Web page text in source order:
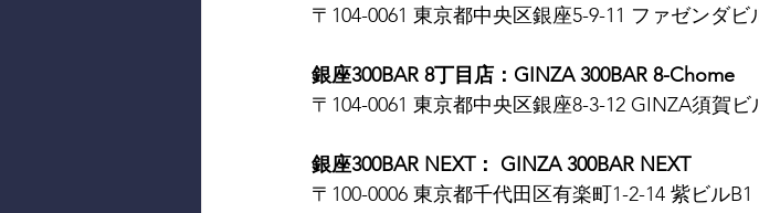
〒104-0061 東京都中央区銀座5-9-11 ファゼンダビ
銀座300BAR 8丁目店：GINZA 300BAR 8-Chome
〒104-0061 東京都中央区銀座8-3-12 GINZA須賀ビ
銀座300BAR NEXT： GINZA 300BAR NEXT
〒100-0006 東京都千代田区有楽町1-2-14 紫ビルB1